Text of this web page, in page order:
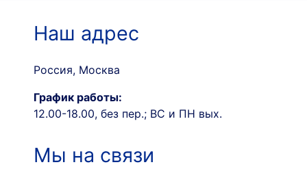
Наш адрес
Россия, Москва
График работы:
12.00-18.00, без пер.; ВС и ПН вых.
Мы на связи